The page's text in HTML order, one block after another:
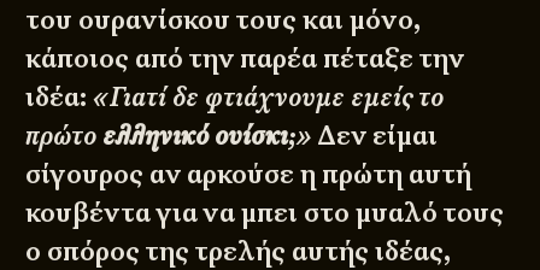
του ουρανίσκου τους και μόνο,
κάποιος από την παρέα πέταξε την
ιδέα:«Γιατί δε φτιάχνουμε εμείς το
πρώτο ελληνικό ουίσκι;» Δεν είμαι
σίγουρος αν αρκούσε η πρώτη αυτή
κουβέντα για να μπει στο μυαλό τους
ο σπόρος της τρελής αυτής ιδέας,